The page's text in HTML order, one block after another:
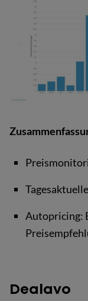
Autopricing:
Dealavo